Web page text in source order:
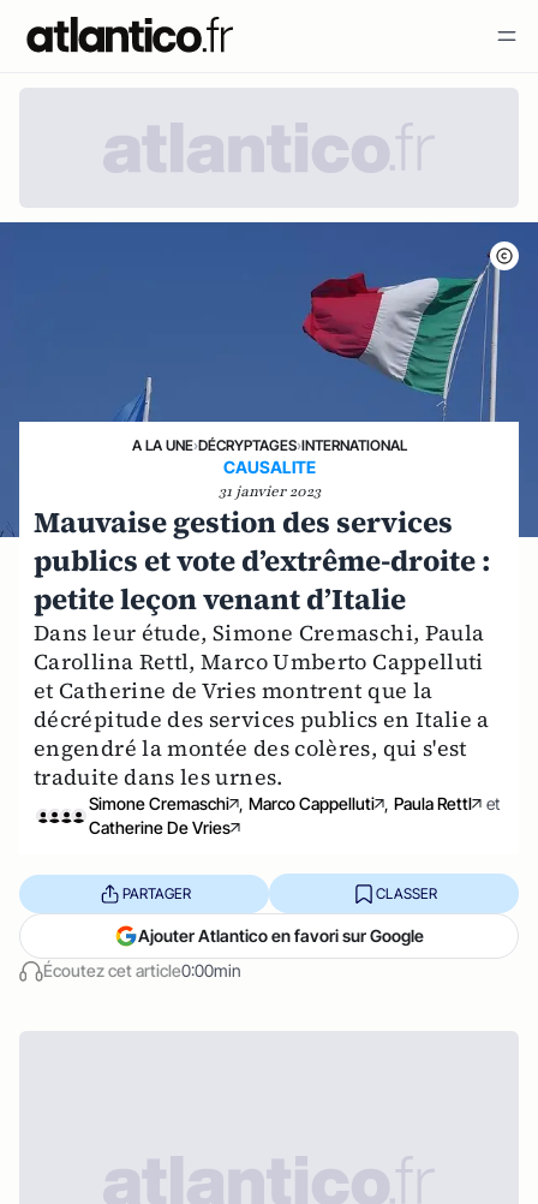
A LA UNE›DÉCRYPTAGES›INTERNATIONAL
CAUSALITE
31 janvier 2023
Mauvaise gestion des services
publics et vote d’extrême-droite :
petite leçon venant d’Italie
Dans leur étude, Simone Cremaschi, Paula
Carollina Rettl, Marco Umberto Cappelluti
et Catherine de Vries montrent que la
décrépitude des services publics en Italie a
engendré la montée des colères, qui s'est
traduite dans les urnes.
Simone Cremaschi , Marco Cappelluti , Paula Rettl
et
Catherine De Vries
Écoutez cet article0:00min
PARTAGER CLASSER
Ajouter Atlantico en favori sur Google